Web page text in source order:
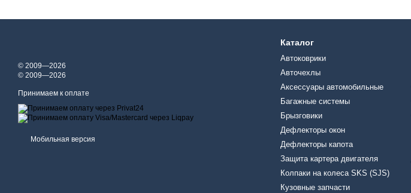
© 2009—2026
© 2009—2026
Принимаем к оплате
Мобильная версия
Каталог
Автоковрики
Авточехлы
Аксессуары автомобильные
Багажные системы
Брызговики
Дефлекторы окон
Дефлекторы капота
Защита картера двигателя
Колпаки на колеса SKS (SJS)
Кузовные запчасти